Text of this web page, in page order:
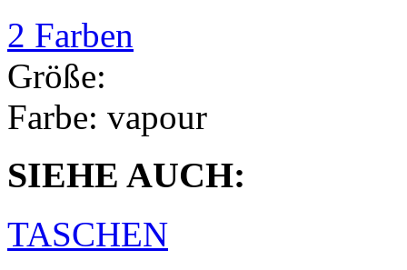
2 Farben
Größe:
Farbe: vapour
SIEHE AUCH:
TASCHEN